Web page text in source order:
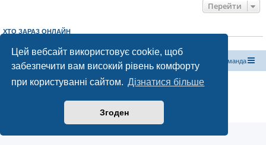
Цей вебсайт використовує cookie, щоб
забезпечити вам високий рівень комфорту
при користуванні сайтом. Дізнатися більше
Згоден
Перейти
ХТО ЗАРАЗ ОНЛАЙН
Магазин спорядження Туристичний форум «Рюкзак» Команда
Працює на phpBB® Forum Software © phpBB Limited